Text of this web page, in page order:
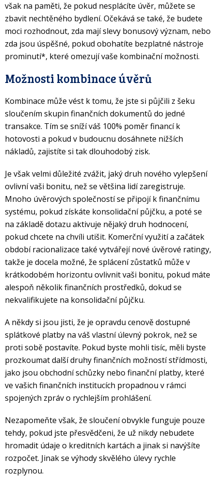
však na paměti, že pokud nesplácíte úvěr, můžete se
zbavit nechtěného bydlení. Očekává se také, že budete
moci rozhodnout, zda mají slevy bonusový význam, nebo
zda jsou úspěšné, pokud obohatíte bezplatné nástroje
prominutí*, které omezují vaše kombinační možnosti.
Možnosti kombinace úvěrů
Kombinace může vést k tomu, že jste si půjčili z šeku
sloučením skupin finančních dokumentů do jedné
transakce. Tím se sníží váš 100% poměr financí k
hotovosti a pokud v budoucnu dosáhnete nižších
nákladů, zajistíte si tak dlouhodobý zisk.
Je však velmi důležité zvážit, jaký druh nového vylepšení
ovlivní vaši bonitu, než se většina lidí zaregistruje.
Mnoho úvěrových společností se připojí k finančnímu
systému, pokud získáte konsolidační půjčku, a poté se
na základě dotazu aktivuje nějaký druh hodnocení,
pokud chcete na chvíli utišit. Komerční využití a začátek
období racionalizace také vytvářejí nové úvěrové ratingy,
takže je docela možné, že splácení zůstatků může v
krátkodobém horizontu ovlivnit vaši bonitu, pokud máte
alespoň několik finančních prostředků, dokud se
nekvalifikujete na konsolidační půjčku.
A někdy si jsou jisti, že je opravdu cenově dostupné
splátkové platby na váš vlastní úlevný pokrok, než se
proti sobě postavíte. Pokud byste mohli tisíc, měli byste
prozkoumat další druhy finančních možností střídmosti,
jako jsou obchodní schůzky nebo finanční platby, které
ve vašich finančních institucích propadnou v rámci
spojených zpráv o rychlejším prohlášení.
Nezapomeňte však, že sloučení obvykle funguje pouze
tehdy, pokud jste přesvědčeni, že už nikdy nebudete
hromadit údaje o kreditních kartách a jinak si navýšíte
rozpočet. Jinak se výhody skvělého úlevy rychle
rozplynou.